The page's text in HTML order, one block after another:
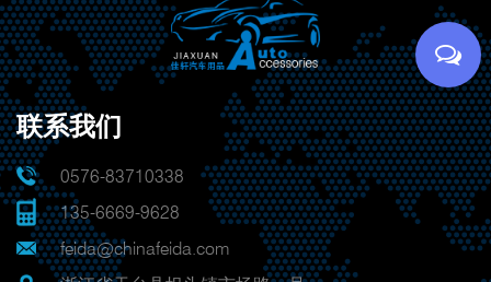
联系我们
0576-83710338
135-6669-9628
feida@chinafeida.com